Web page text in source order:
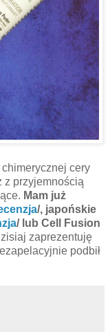
cery
z przyjemnością
Mam już
/, japońskie
/ lub Cell Fusion
zaprezentuję
podbił